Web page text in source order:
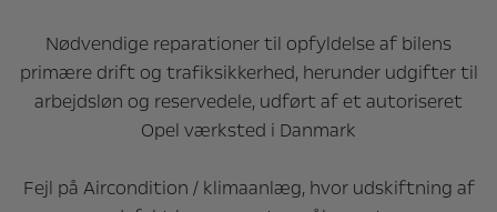
Nødvendige reparationer til opfyldelse af bilens
primære drift og trafiksikkerhed, herunder udgifter til
arbejdsløn og reservedele, udført af et autoriseret
Opel værksted i Danmark
Fejl på Aircondition / klimaanlæg, hvor udskiftning af